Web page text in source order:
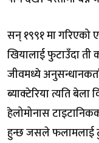
सन् १९९१ मा गरिएको
खियालाई फुटाउँदा ती
जीवमध्ये
ब्याक्टेरिया त्यति बेला
हेलोमोनास
हुन्छ जसले फलामलाई